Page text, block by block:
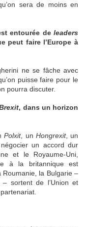
sera de moins en
entourée de leaders
peut faire l’Europe à
ne se fâche avec
puisse faire pour le
pourra discuter.
, dans un horizon
Polxit, un Hongrexit, un
un accord dur
et le Royaume-Uni,
à la britannique est
la Bulgarie –
sortent de l’Union et